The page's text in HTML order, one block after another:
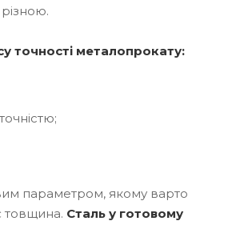
точності металопрокату:
параметром, якому варто
товщина. Сталь у готовому